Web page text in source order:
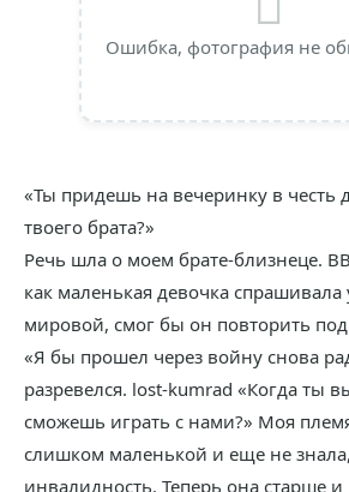
Ошибка, фотография не
«Ты придешь на вечеринку в честь
твоего брата?»
Речь шла о моем брате-близнеце.
как маленькая девочка спрашивала
мировой, смог бы он повторить
«Я бы прошел через войну снова
разревелся. lost-kumrad «Когда ты
сможешь играть с нами?» Моя
слишком маленькой и еще не
инвалидность. Теперь она старше